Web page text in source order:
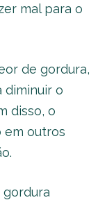
mal para o
de gordura,
diminuir o
disso, o
em outros